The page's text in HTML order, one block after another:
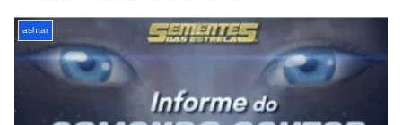
ashtar